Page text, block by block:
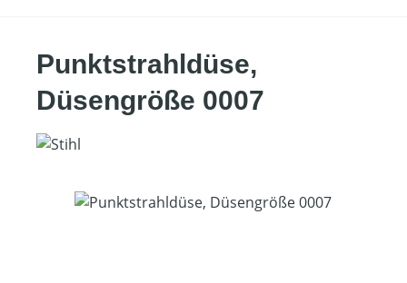
Punktstrahldüse,
Düsengröße 0007
Bildergalerie überspringen